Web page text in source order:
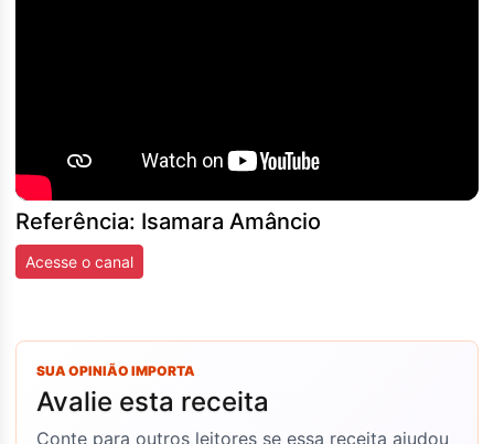
Referência: Isamara Amâncio
Acesse o canal
SUA OPINIÃO IMPORTA
Avalie esta receita
Conte para outros leitores se essa receita ajudou